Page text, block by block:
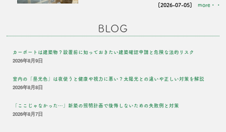
[2026-07-05] more・・
BLOG
カーポートは建築物？設置前に知っておきたい建築確認申請と危険な法的リスク
2026年8月9日
室内の「昼光色」は夜使うと健康や視力に悪い？太陽光との違いや正しい対策を解説
2026年8月8日
「ここじゃなかった…」新築の照明計画で後悔しないための失敗例と対策
2026年8月7日